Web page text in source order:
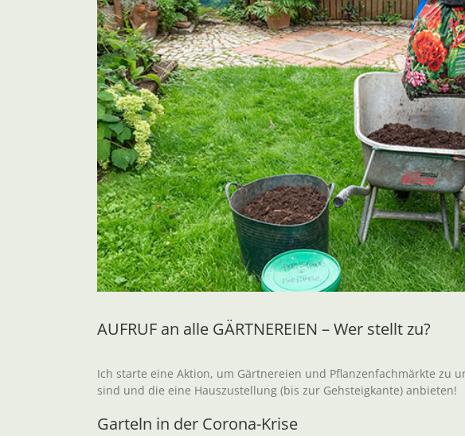
AUFRUF an alle GÄRTNEREIEN – Wer stellt zu?
Ich starte eine Aktion, um Gärtnereien und Pflanzenfachmärkte zu
sind und die eine Hauszustellung (bis zur Gehsteigkante) anbieten!
Garteln in der Corona-Krise